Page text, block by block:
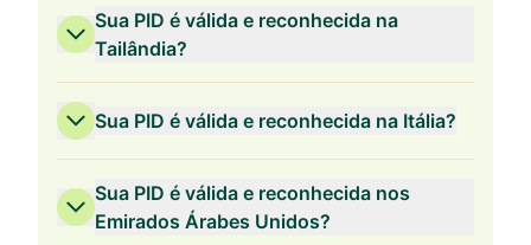
Sua PID é válida e reconhecida na
Tailândia?
Sua PID é válida e reconhecida na Itália?
Sua PID é válida e reconhecida nos
Emirados Árabes Unidos?